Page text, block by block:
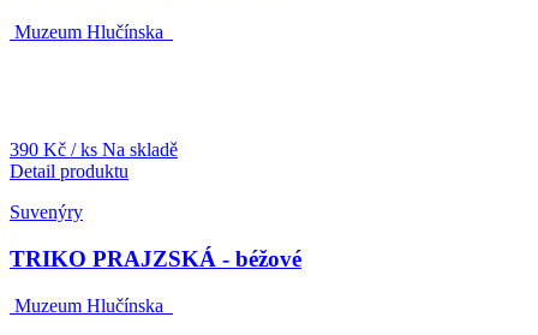
Muzeum Hlučínska
390 Kč / ks Na skladě
Detail produktu
Suvenýry
TRIKO PRAJZSKÁ - béžové
Muzeum Hlučínska